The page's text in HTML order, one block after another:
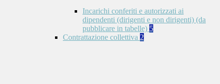
Incarichi conferiti e autorizzati ai
dipendenti (dirigenti e non dirigenti) (da
pubblicare in tabelle) 5
Contrattazione collettiva 2